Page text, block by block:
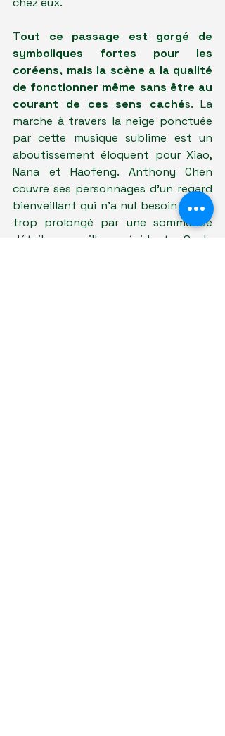
Tout ce passage est gorgé de
symboliques fortes pour les
coréens, mais la scène a la qualité
de fonctionner même sans être au
courant de ces sens cachés. La
marche à travers la neige ponctuée
par cette musique sublime est un
aboutissement éloquent pour Xiao,
Nana et Haofeng. Anthony Chen
couvre ses personnages d'un regard
bienveillant qui n'a nul besoin d'être
trop prolongé par une somme de
détails par ailleurs évidents. Seule